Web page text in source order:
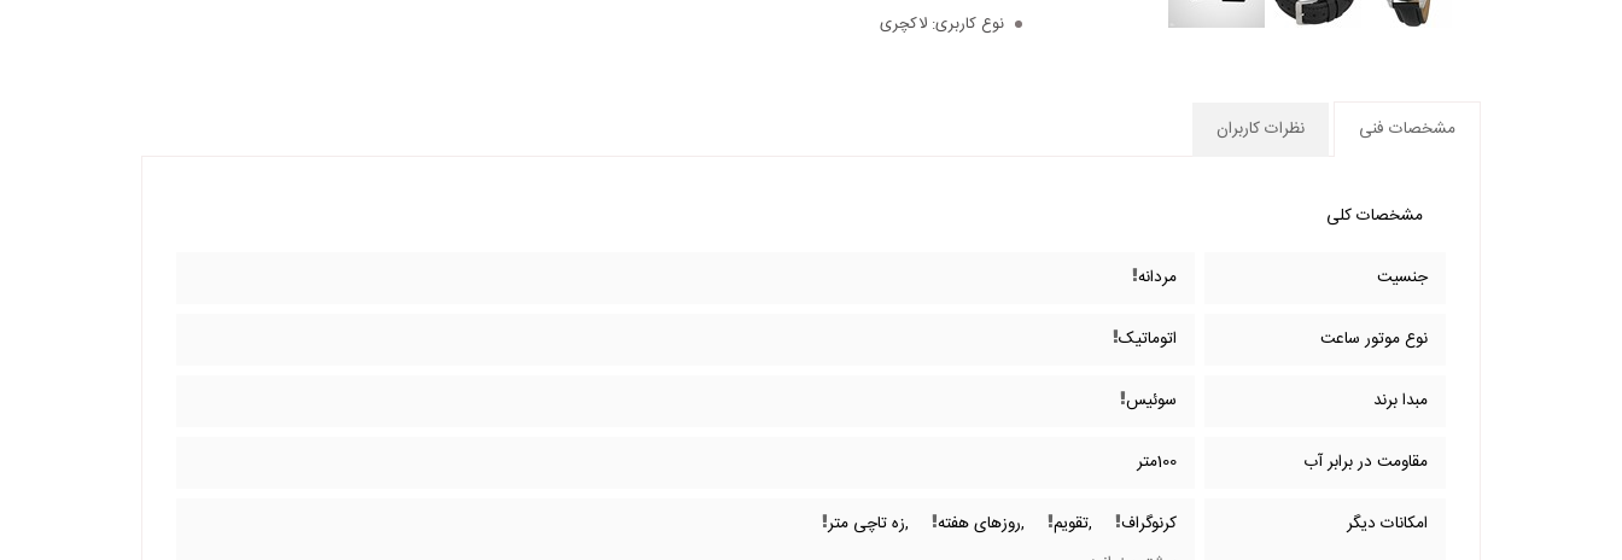
نوع کاربری: لاکچری
مشخصات فنی نظرات کاربران
مشخصات کلی
جنسیت مردانه
نوع موتور ساعت اتوماتیک
مبدا برند سوئیس
مقاومت در برابر آب 100متر
امکانات دیگر کرنوگراف ,تقویم ,روزهای هفته
,زه تاچی متر